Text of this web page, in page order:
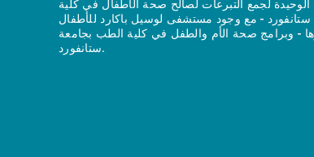
لجمع التبرعات لصالح صحة الأطفال في كلية
- مع وجود مستشفى لوسيل باكارد للأطفال
- وبرامج صحة الأم والطفل في كلية الطب بجامعة
ستانفورد.